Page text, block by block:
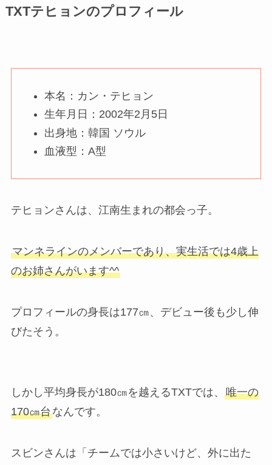
TXTテヒョンのプロフィール
本名：カン・テヒョン
生年月日：2002年2月5日
出身地：韓国 ソウル
血液型：A型
テヒョンさんは、江南生まれの都会っ子。
マンネラインのメンバーであり、実生活では4歳上
のお姉さんがいます^^
プロフィールの身長は177㎝、デビュー後も少し伸
びたそう。
しかし平均身長が180㎝を越えるTXTでは、 唯一の
170㎝台なんです。
スビンさんは「チームでは小さいけど、外に出た